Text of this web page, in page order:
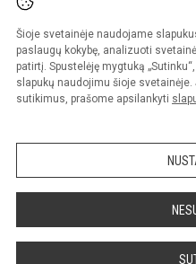
Šioje svetainėje naudojame
paslaugų kokybę, analizuoti
patirtį. Spustelėję mygtuką
slapukų naudojimu šioje
sutikimus, prašome apsilankyti
Kopijuoti turinį be raštiško
Prieinamumo
Sumanus būdas atnaujinti